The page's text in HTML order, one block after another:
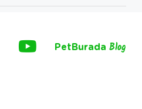
PetBurada Blog